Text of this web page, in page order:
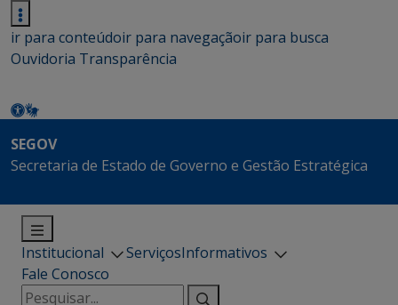
ir para conteúdoir para navegaçãoir para busca
Ouvidoria Transparência
SEGOV
Secretaria de Estado de Governo e Gestão Estratégica
Institucional ServiçosInformativos
Fale Conosco
Pesquisar